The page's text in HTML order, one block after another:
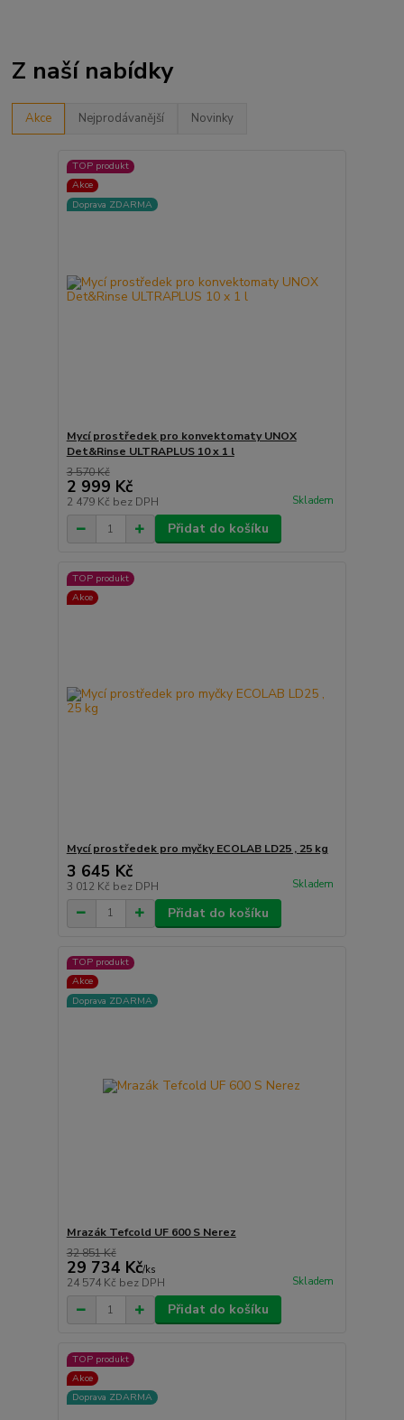
Z naší nabídky
Akce Nejprodávanější Novinky
TOP produkt
Akce
Doprava ZDARMA
Mycí prostředek pro konvektomaty UNOX
Det&Rinse ULTRAPLUS 10 x 1 l
3 570 Kč
2 999 Kč
2 479 Kč bez DPH Skladem
Přidat do košíku
TOP produkt
Akce
Mycí prostředek pro myčky ECOLAB LD25 , 25 kg
3 645 Kč
3 012 Kč bez DPH Skladem
Přidat do košíku
TOP produkt
Akce
Doprava ZDARMA
Mrazák Tefcold UF 600 S Nerez
32 851 Kč
29 734 Kč/ks
24 574 Kč bez DPH Skladem
Přidat do košíku
TOP produkt
Akce
Doprava ZDARMA